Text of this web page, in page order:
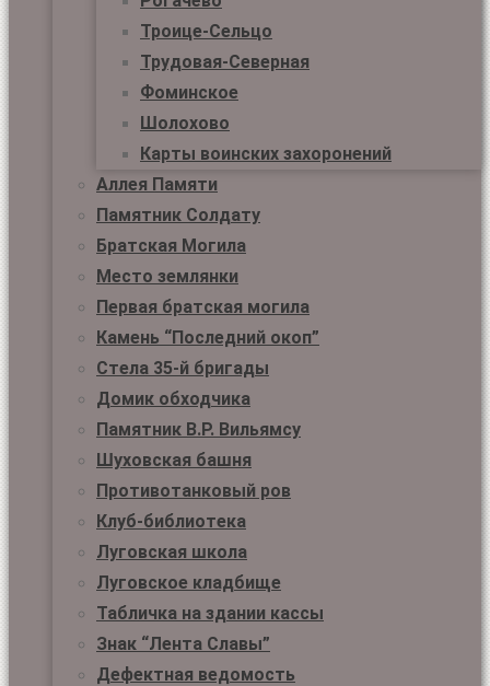
Троице-Сельцо
Трудовая-Северная
Фоминское
Шолохово
Карты воинских захоронений
Аллея Памяти
Памятник Солдату
Братская Могила
Место землянки
Первая братская могила
Камень “Последний окоп”
Стела 35-й бригады
Домик обходчика
Памятник В.Р. Вильямсу
Шуховская башня
Противотанковый ров
Клуб-библиотека
Луговская школа
Луговское кладбище
Табличка на здании кассы
Знак “Лента Славы”
Дефектная ведомость